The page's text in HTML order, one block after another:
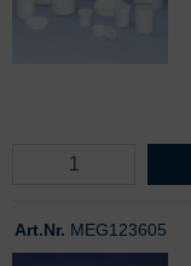
Art.Nr. MEG123605